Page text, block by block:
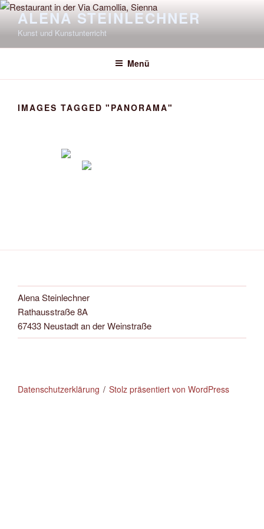
Zum
Inhalt
springen
ALENA STEINLECHNER
Kunst und Kunstunterricht
Menü
IMAGES TAGGED "PANORAMA"
Alena Steinlechner
Rathausstraße 8A
67433 Neustadt an der Weinstraße
Datenschutzerklärung Stolz präsentiert von WordPress